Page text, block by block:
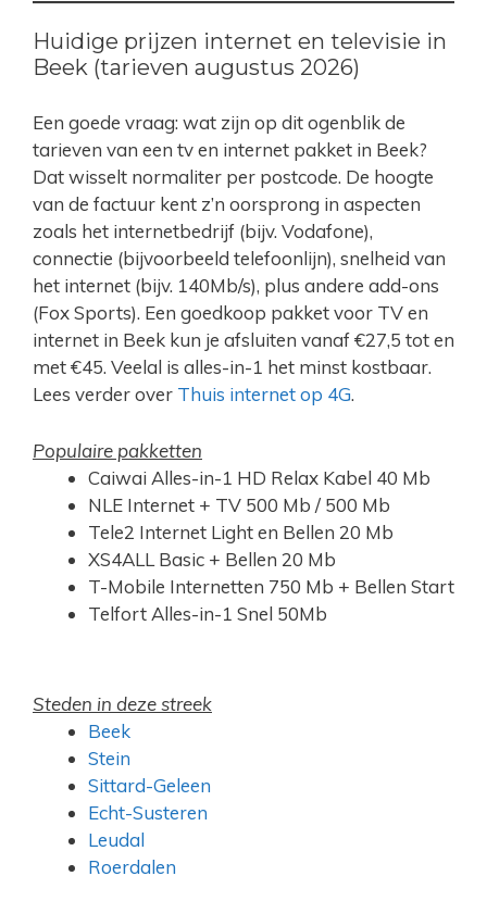
Huidige prijzen internet en televisie in
Beek (tarieven augustus 2026)
Een goede vraag: wat zijn op dit ogenblik de
tarieven van een tv en internet pakket in Beek?
Dat wisselt normaliter per postcode. De hoogte
van de factuur kent z’n oorsprong in aspecten
zoals het internetbedrijf (bijv. Vodafone),
connectie (bijvoorbeeld telefoonlijn), snelheid van
het internet (bijv. 140Mb/s), plus andere add-ons
(Fox Sports). Een goedkoop pakket voor TV en
internet in Beek kun je afsluiten vanaf €27,5 tot en
met €45. Veelal is alles-in-1 het minst kostbaar.
Lees verder over Thuis internet op 4G.
Populaire pakketten
Caiwai Alles-in-1 HD Relax Kabel 40 Mb
NLE Internet + TV 500 Mb / 500 Mb
Tele2 Internet Light en Bellen 20 Mb
XS4ALL Basic + Bellen 20 Mb
T-Mobile Internetten 750 Mb + Bellen Start
Telfort Alles-in-1 Snel 50Mb
Steden in deze streek
Beek
Stein
Sittard-Geleen
Echt-Susteren
Leudal
Roerdalen